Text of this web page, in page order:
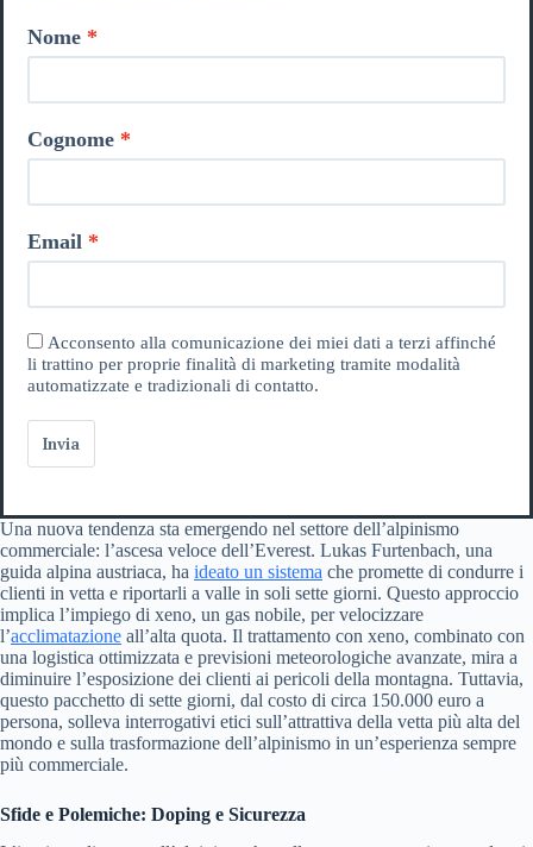
Nome
Cognome
Email
Acconsento alla comunicazione dei miei dati a terzi affinché
li trattino per proprie finalità di marketing tramite modalità
automatizzate e tradizionali di contatto.
Invia
Una nuova tendenza sta emergendo nel settore dell’alpinismo
commerciale: l’ascesa veloce dell’Everest. Lukas Furtenbach, una
guida alpina austriaca, ha ideato un sistema che promette di condurre i
clienti in vetta e riportarli a valle in soli sette giorni. Questo approccio
implica l’impiego di xeno, un gas nobile, per velocizzare
l’acclimatazione all’alta quota. Il trattamento con xeno, combinato con
una logistica ottimizzata e previsioni meteorologiche avanzate, mira a
diminuire l’esposizione dei clienti ai pericoli della montagna. Tuttavia,
questo pacchetto di sette giorni, dal costo di circa 150.000 euro a
persona, solleva interrogativi etici sull’attrattiva della vetta più alta del
mondo e sulla trasformazione dell’alpinismo in un’esperienza sempre
più commerciale.
Sfide e Polemiche: Doping e Sicurezza